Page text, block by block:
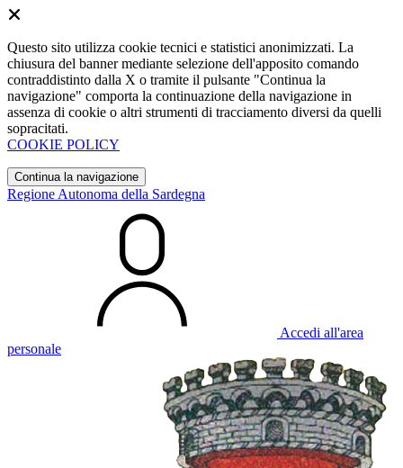
Questo sito utilizza cookie tecnici e statistici anonimizzati. La
chiusura del banner mediante selezione dell'apposito comando
contraddistinto dalla X o tramite il pulsante "Continua la
navigazione" comporta la continuazione della navigazione in
assenza di cookie o altri strumenti di tracciamento diversi da quelli
sopracitati.
COOKIE POLICY
Continua la navigazione
Regione Autonoma della Sardegna
Accedi all'area
personale